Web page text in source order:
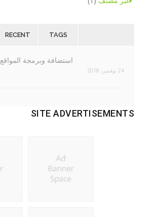
RECENT TAGS
استضافة وبرمجة المواقع
24 نوفمبر، 2018
SITE ADVERTISEMENTS